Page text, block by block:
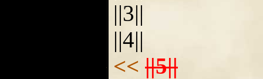
||3||
||4||
<< ||5||